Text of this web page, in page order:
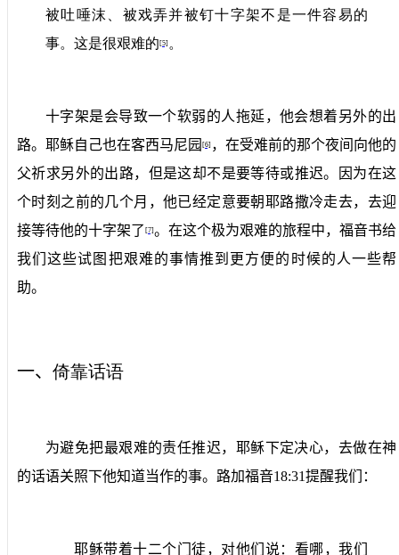
被吐唾沫、被戏弄并被钉十字架不是一件容易的
事。这是很艰难的 [5] 。
十字架是会导致一个软弱的人拖延，他会想着另外的出
路。耶稣自己也在客西马尼园 [6] ，在受难前的那个夜间向他的
父祈求另外的出路，但是这却不是要等待或推迟。因为在这
个时刻之前的几个月，他已经定意要朝耶路撒冷走去，去迎
接等待他的十字架了 [7]。在这个极为艰难的旅程中，福音书给
我们这些试图把艰难的事情推到更方便的时候的人一些帮
助。
一、 倚靠话语
为避免把最艰难的责任推迟，耶稣下定决心，去做在神
的话语关照下他知道当作的事。路加福音18:31提醒我们：
耶稣带着十二个门徒，对他们说：看哪，我们